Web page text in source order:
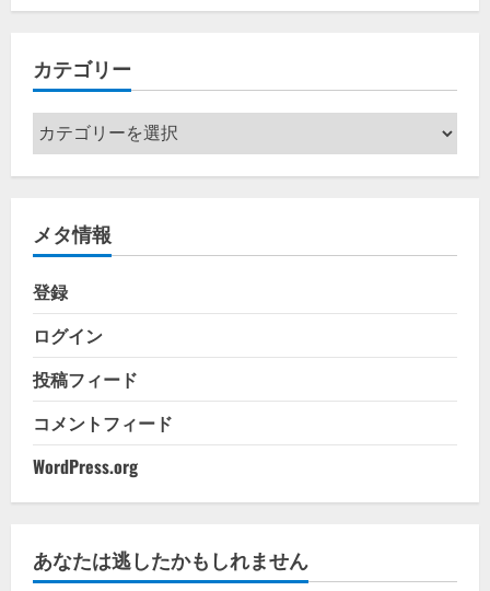
カ
ブ
カテゴリー
カ
テ
ゴ
ー
メタ情報
登録
ログイン
投稿フィード
コメントフィード
WordPress.org
あなたは逃したかもしれません